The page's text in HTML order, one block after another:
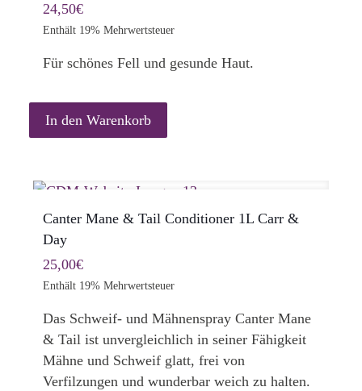
24,50€
Enthält 19% Mehrwertsteuer
Für schönes Fell und gesunde Haut.
In den Warenkorb
Canter Mane & Tail Conditioner 1L Carr &
Day
25,00€
Enthält 19% Mehrwertsteuer
Das Schweif- und Mähnenspray Canter Mane
& Tail ist unvergleichlich in seiner Fähigkeit
Mähne und Schweif glatt, frei von
Verfilzungen und wunderbar weich zu halten.